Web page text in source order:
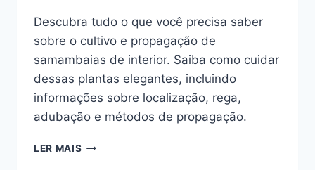
Descubra tudo o que você precisa saber
sobre o cultivo e propagação de
samambaias de interior. Saiba como cuidar
dessas plantas elegantes, incluindo
informações sobre localização, rega,
adubação e métodos de propagação.
LER MAIS SAMAMBAIAS